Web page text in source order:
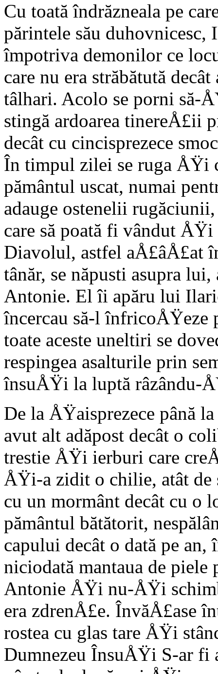
Cu toată îndrăzneala pe
părintele său duhovnicesc,
împotriva demonilor ce
care nu era străbătută
tâlhari. Acolo se porni să-
stingă ardoarea tinereÅ£ii
decât cu cincisprezece
În timpul zilei se ruga ÅŸi
pământul uscat, numai
adauge ostenelii
care să poată fi vândut ÅŸi
Diavolul, astfel aÅ£âÅ£at
tânăr, se năpusti asupra
Antonie. El îi apăru lui
încercau să-l înfricoÅŸeze
toate aceste uneltiri se
respingea asalturile prin
însuÅŸi la luptă râzându-
De la ÅŸaisprezece până
avut alt adăpost decât o
trestie ÅŸi ierburi care
ÅŸi-a zidit o chilie, atât de
cu un mormânt decât cu o
pământul bătătorit,
capului decât o dată pe
niciodată mantaua de piele
Antonie ÅŸi nu-ÅŸi
era zdrenÅ£e. ÎnvăÅ£ase
rostea cu glas tare ÅŸi
Dumnezeu ÎnsuÅŸi S-ar fi